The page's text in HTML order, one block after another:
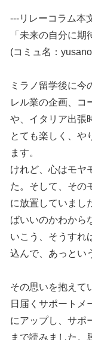
---リレーコラム本
「未来の自分に期
(コミュ名：
ミラノ留学後に今
レル業の企画、コ
や、イタリア出張
とても楽しく、や
ます。
けれど、心はモヤ
た。そして、その
に放置していまし
ばいいのかわから
いこう、そうすれ
込んで、あっと
その思いを抱えて
日届くサポートメ
にアップし、サポ
まで読みました。